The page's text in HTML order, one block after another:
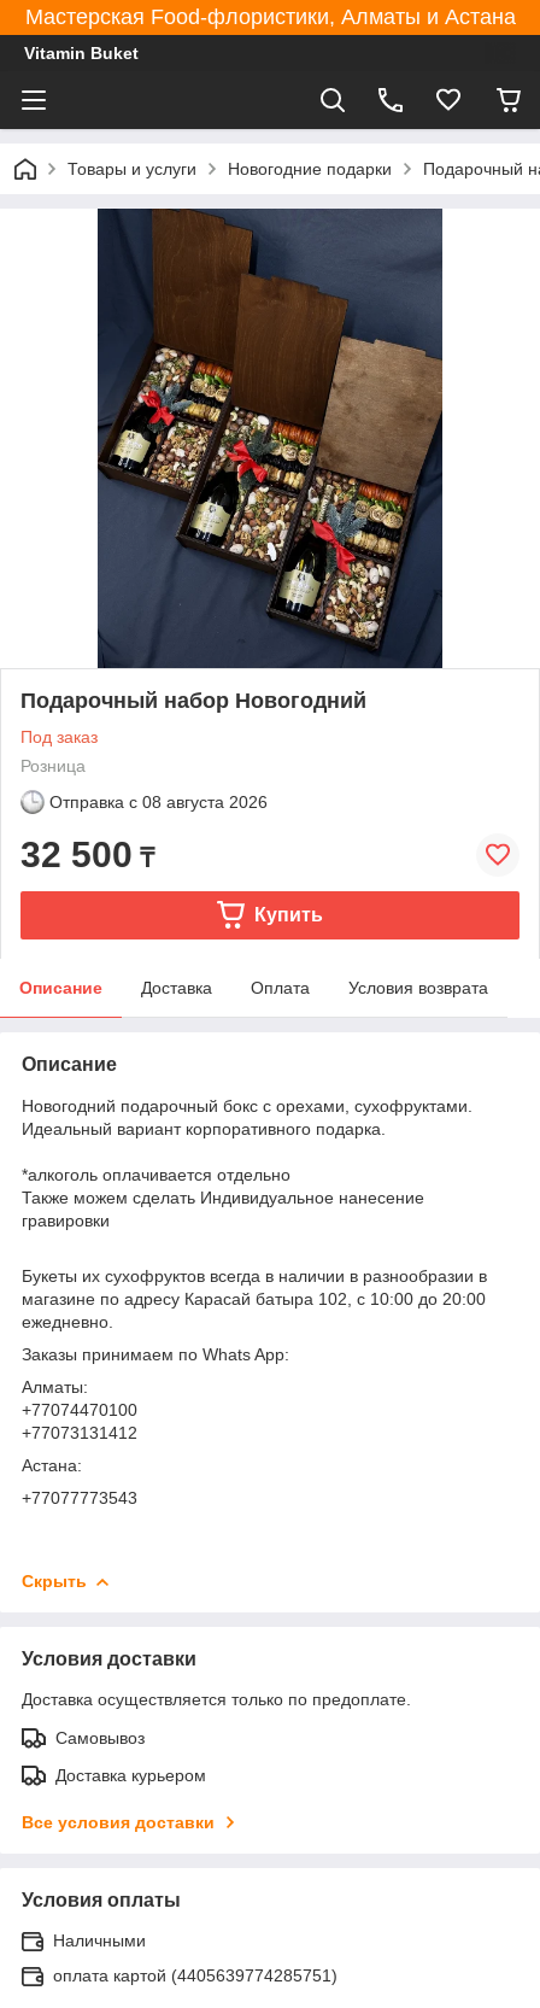
Мастерская Food-флористики, Алматы и Астана
Vitamin Buket
Товары и услуги Новогодние подарки Подарочный
Подарочный набор Новогодний
Под заказ
Розница
Отправка с 08 августа 2026
32 500 ₸
Купить
Описание Доставка Оплата Условия возврата
Описание
Новогодний подарочный бокс с орехами, сухофруктами.
Идеальный вариант корпоративного подарка.
*алкоголь оплачивается отдельно
Также можем сделать Индивидуальное нанесение
гравировки
Букеты их сухофруктов всегда в наличии в разнообразии в
магазине по адресу Карасай батыра 102, с 10:00 до 20:00
ежедневно.
Заказы принимаем по Whats App:
Алматы:
+77074470100
+77073131412
Астана:
+77077773543
Скрыть
Условия доставки
Доставка осуществляется только по предоплате.
Самовывоз
Доставка курьером
Все условия доставки
Условия оплаты
Наличными
оплата картой (4405639774285751)